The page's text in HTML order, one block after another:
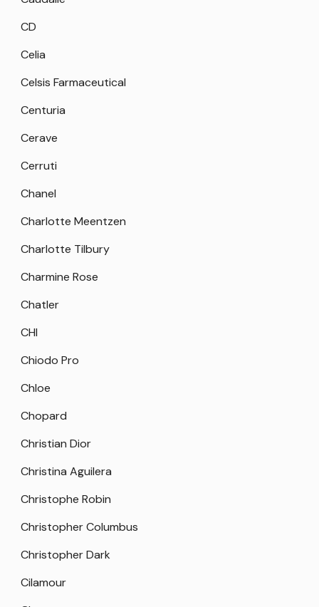
CD
Celia
Celsis Farmaceutical
Centuria
Cerave
Cerruti
Chanel
Charlotte Meentzen
Charlotte Tilbury
Charmine Rose
Chatler
CHI
Chiodo Pro
Chloe
Chopard
Christian Dior
Christina Aguilera
Christophe Robin
Christopher Columbus
Christopher Dark
Cilamour